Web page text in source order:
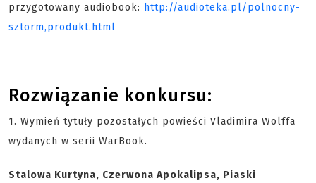
przygotowany audiobook: http://audioteka.pl/polnocny-
sztorm,produkt.html
Rozwiązanie konkursu:
1. Wymień tytuły pozostałych powieści Vladimira Wolffa
wydanych w serii WarBook.
Stalowa Kurtyna, Czerwona Apokalipsa, Piaski